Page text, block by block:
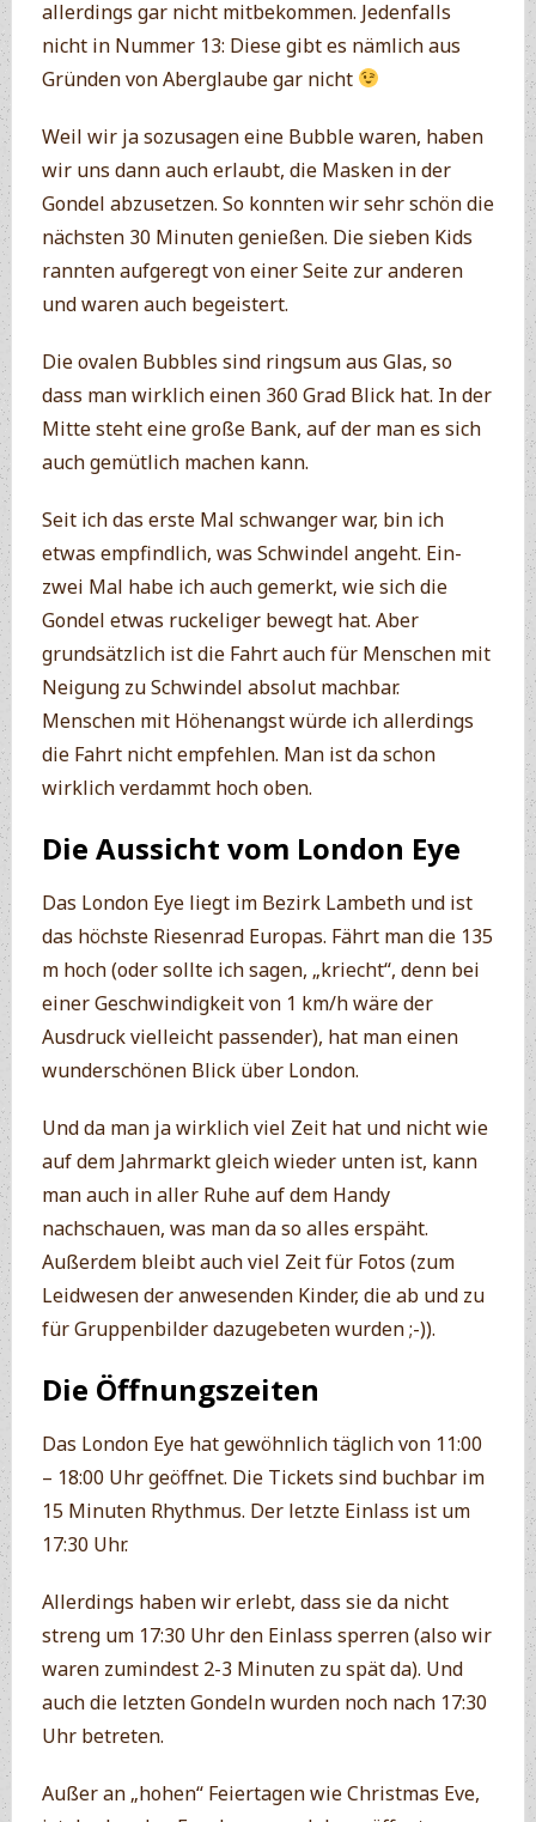
allerdings gar nicht mitbekommen. Jedenfalls
nicht in Nummer 13: Diese gibt es nämlich aus
Gründen von Aberglaube gar nicht
Weil wir ja sozusagen eine Bubble waren, haben
wir uns dann auch erlaubt, die Masken in der
Gondel abzusetzen. So konnten wir sehr schön die
nächsten 30 Minuten genießen. Die sieben Kids
rannten aufgeregt von einer Seite zur anderen
und waren auch begeistert.
Die ovalen Bubbles sind ringsum aus Glas, so
dass man wirklich einen 360 Grad Blick hat. In der
Mitte steht eine große Bank, auf der man es sich
auch gemütlich machen kann.
Seit ich das erste Mal schwanger war, bin ich
etwas empfindlich, was Schwindel angeht. Ein-
zwei Mal habe ich auch gemerkt, wie sich die
Gondel etwas ruckeliger bewegt hat. Aber
grundsätzlich ist die Fahrt auch für Menschen mit
Neigung zu Schwindel absolut machbar.
Menschen mit Höhenangst würde ich allerdings
die Fahrt nicht empfehlen. Man ist da schon
wirklich verdammt hoch oben.
Die Aussicht vom London Eye
Das London Eye liegt im Bezirk Lambeth und ist
das höchste Riesenrad Europas. Fährt man die 135
m hoch (oder sollte ich sagen, „kriecht“, denn bei
einer Geschwindigkeit von 1 km/h wäre der
Ausdruck vielleicht passender), hat man einen
wunderschönen Blick über London.
Und da man ja wirklich viel Zeit hat und nicht wie
auf dem Jahrmarkt gleich wieder unten ist, kann
man auch in aller Ruhe auf dem Handy
nachschauen, was man da so alles erspäht.
Außerdem bleibt auch viel Zeit für Fotos (zum
Leidwesen der anwesenden Kinder, die ab und zu
für Gruppenbilder dazugebeten wurden ;-)).
Die Öffnungszeiten
Das London Eye hat gewöhnlich täglich von 11:00
– 18:00 Uhr geöffnet. Die Tickets sind buchbar im
15 Minuten Rhythmus. Der letzte Einlass ist um
17:30 Uhr.
Allerdings haben wir erlebt, dass sie da nicht
streng um 17:30 Uhr den Einlass sperren (also wir
waren zumindest 2-3 Minuten zu spät da). Und
auch die letzten Gondeln wurden noch nach 17:30
Uhr betreten.
Außer an „hohen“ Feiertagen wie Christmas Eve,